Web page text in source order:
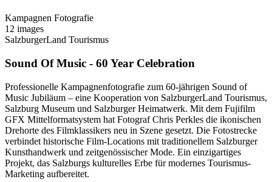
Kampagnen Fotografie
12 images
SalzburgerLand Tourismus
Sound Of Music - 60 Year Celebration
Professionelle Kampagnenfotografie zum 60-jährigen Sound of
Music Jubiläum – eine Kooperation von SalzburgerLand Tourismus,
Salzburg Museum und Salzburger Heimatwerk. Mit dem Fujifilm
GFX Mittelformatsystem hat Fotograf Chris Perkles die ikonischen
Drehorte des Filmklassikers neu in Szene gesetzt. Die Fotostrecke
verbindet historische Film-Locations mit traditionellem Salzburger
Kunsthandwerk und zeitgenössischer Mode. Ein einzigartiges
Projekt, das Salzburgs kulturelles Erbe für modernes Tourismus-
Marketing aufbereitet.